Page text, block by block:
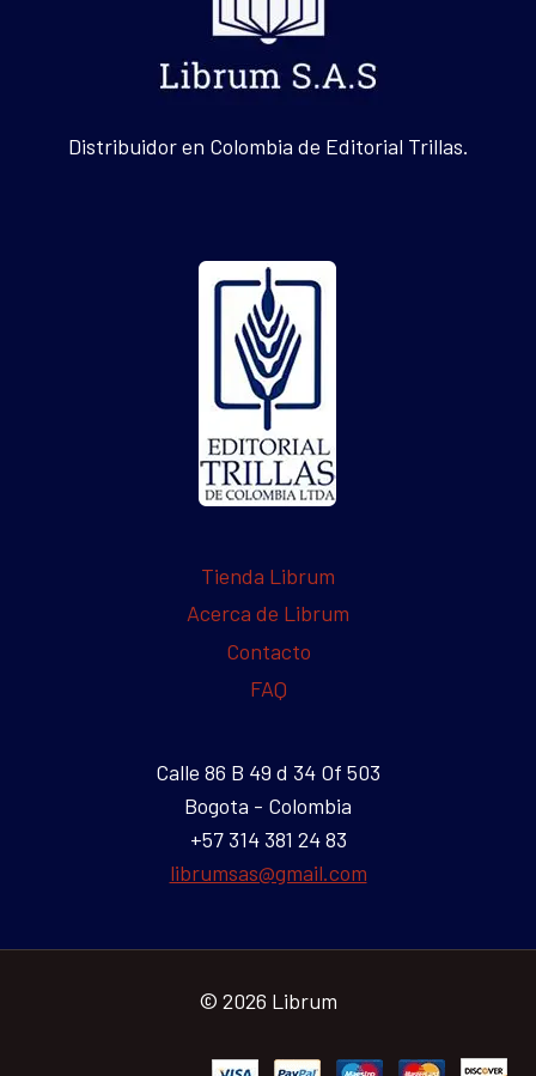
Distribuidor en Colombia de Editorial Trillas.
Tienda Librum
Acerca de Librum
Contacto
FAQ
Calle 86 B 49 d 34 Of 503
Bogota - Colombia
+57 314 381 24 83
librumsas@gmail.com
© 2026 Librum